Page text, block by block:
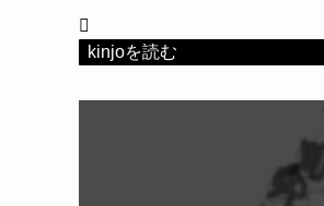
kinjoを読む